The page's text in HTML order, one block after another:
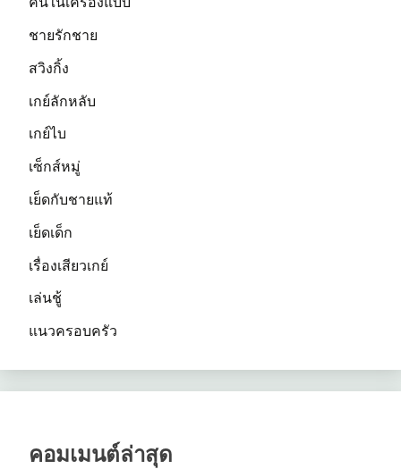
ชายรักชาย
สวิงกิ้ง
เกย์ลักหลับ
เกย์ไบ
เซ็กส์หมู่
เย็ดกับชายแท้
เย็ดเด็ก
เรื่องเสียวเกย์
เล่นชู้
แนวครอบครัว
คอมเมนต์ล่าสุด